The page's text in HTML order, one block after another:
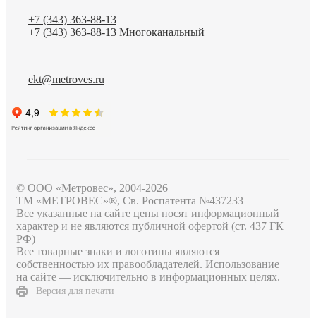
+7 (343) 363-88-13
+7 (343) 363-88-13 Многоканальный
ekt@metroves.ru
© ООО «Метровес», 2004-2026
ТМ «МЕТРОВЕС»®, Св. Роспатента №4​3​7​2​3​3
Все указанные на сайте цены носят информационный
характер и не являются публичной офертой (ст. 437 ГК
РФ)
Все товарные знаки и логотипы являются
собственностью их правообладателей. Использование
на сайте — исключительно в информационных целях.
Версия для печати